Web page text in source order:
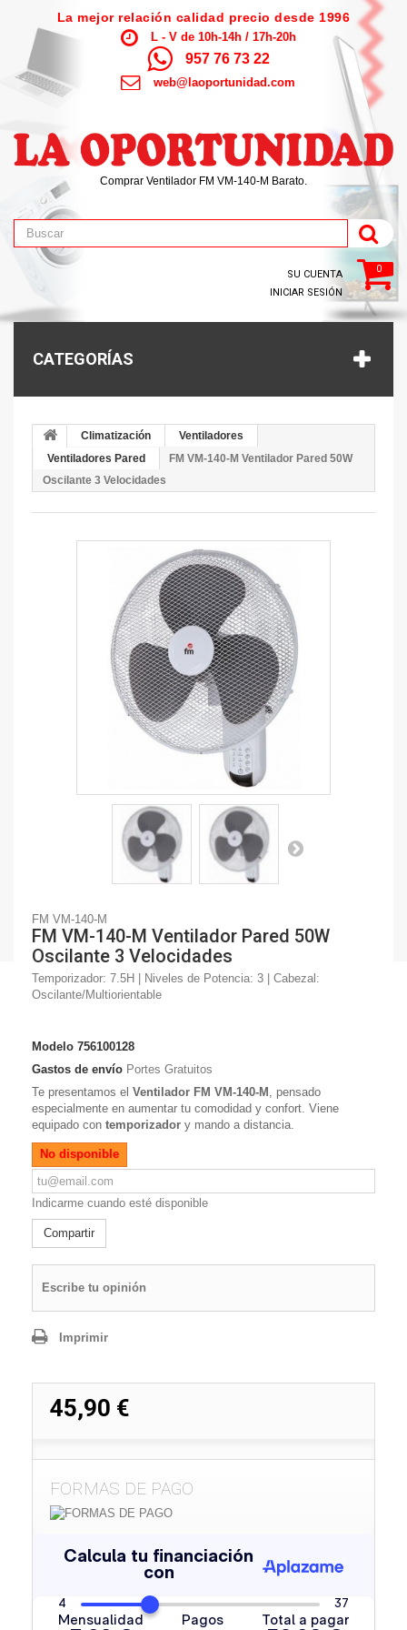
La mejor relación calidad precio desde 1996
L - V de 10h-14h / 17h-20h
957 76 73 22
web@laoportunidad.com
Comprar Ventilador FM VM-140-M Barato.
0
SU CUENTA
INICIAR SESIÓN
CATEGORÍAS
Climatización
Ventiladores
Ventiladores Pared
FM VM-140-M Ventilador Pared 50W
Oscilante 3 Velocidades
FM VM-140-M
FM VM-140-M Ventilador Pared 50W
Oscilante 3 Velocidades
Temporizador: 7.5H | Niveles de Potencia: 3 | Cabezal:
Oscilante/Multiorientable
Modelo 756100128
Gastos de envío Portes Gratuitos
Te presentamos el Ventilador FM VM-140-M , pensado
especialmente en aumentar tu comodidad y confort. Viene
equipado con temporizador y mando a distancia.
No disponible
Indicarme cuando esté disponible
Compartir
Escribe tu opinión
Imprimir
45,90 €
FORMAS DE PAGO